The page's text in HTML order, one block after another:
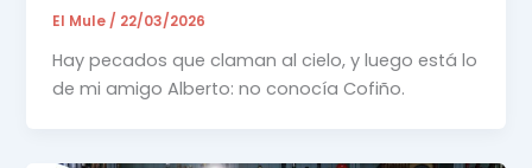
El Mule/ 22/03/2026
Hay pecados que claman al cielo, y luego está lo
de mi amigo Alberto: no conocía Cofiño.